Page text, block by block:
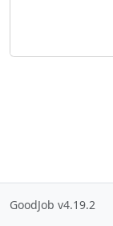
GoodJob v4.19.2